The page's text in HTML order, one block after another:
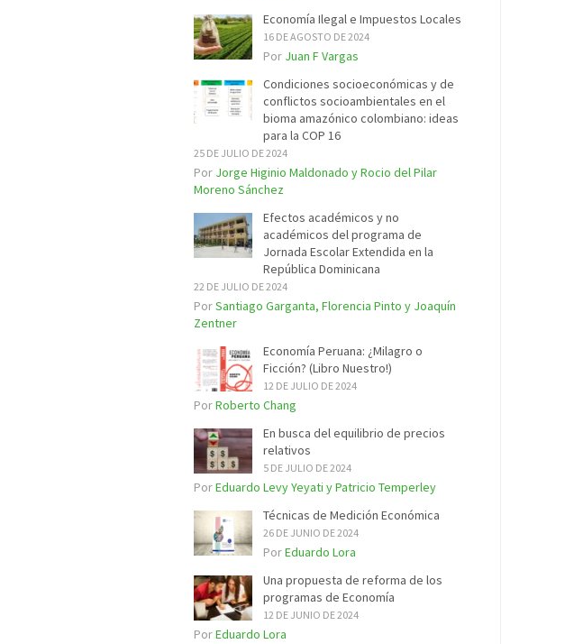
Economía Ilegal e Impuestos Locales
16 DE AGOSTO DE 2024
Por Juan F Vargas
Condiciones socioeconómicas y de
conflictos socioambientales en el
bioma amazónico colombiano: ideas
para la COP 16
25 DE JULIO DE 2024
Por Jorge Higinio Maldonado y Rocio del Pilar
Moreno Sánchez
Efectos académicos y no
académicos del programa de
Jornada Escolar Extendida en la
República Dominicana
22 DE JULIO DE 2024
PorSantiago Garganta, Florencia Pinto y Joaquín
Zentner
Economía Peruana: ¿Milagro o
Ficción? (Libro Nuestro!)
12 DE JULIO DE 2024
PorRoberto Chang
En busca del equilibrio de precios
relativos
5 DE JULIO DE 2024
PorEduardo Levy Yeyati y Patricio Temperley
Técnicas de Medición Económica
26 DE JUNIO DE 2024
PorEduardo Lora
Una propuesta de reforma de los
programas de Economía
12 DE JUNIO DE 2024
PorEduardo Lora